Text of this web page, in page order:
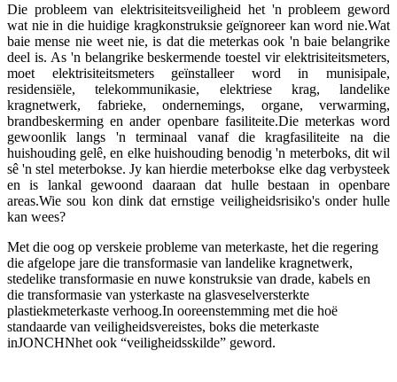
Die probleem van elektrisiteitsveiligheid het 'n probleem geword
wat nie in die huidige kragkonstruksie geïgnoreer kan word nie.Wat
baie mense nie weet nie, is dat die meterkas ook 'n baie belangrike
deel is. As 'n belangrike beskermende toestel vir elektrisiteitsmeters,
moet elektrisiteitsmeters geïnstalleer word in munisipale,
residensiële, telekommunikasie, elektriese krag, landelike
kragnetwerk, fabrieke, ondernemings, organe, verwarming,
brandbeskerming en ander openbare fasiliteite.Die meterkas word
gewoonlik langs 'n terminaal vanaf die kragfasiliteite na die
huishouding gelê, en elke huishouding benodig 'n meterboks, dit wil
sê 'n stel meterbokse. Jy kan hierdie meterbokse elke dag verbysteek
en is lankal gewoond daaraan dat hulle bestaan in openbare
areas.Wie sou kon dink dat ernstige veiligheidsrisiko's onder hulle
kan wees?
Met die oog op verskeie probleme van meterkaste, het die regering
die afgelope jare die transformasie van landelike kragnetwerk,
stedelike transformasie en nuwe konstruksie van drade, kabels en
die transformasie van ysterkaste na glasveselversterkte
plastiekmeterkaste verhoog.In ooreenstemming met die hoë
standaarde van veiligheidsvereistes, boks die meterkaste
inJONCHNhet ook “veiligheidsskilde” geword.